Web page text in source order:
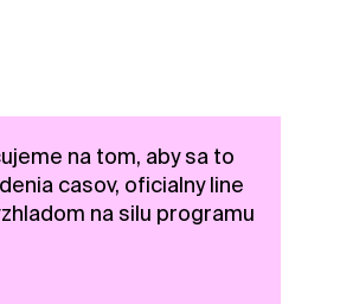
na tom, aby sa to
casov, oficialny line
na silu programu